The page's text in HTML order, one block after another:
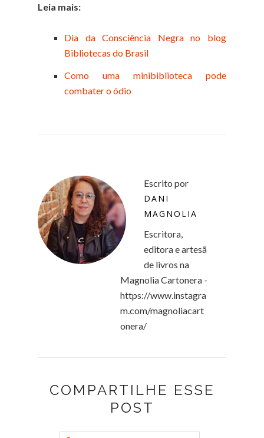
Leia mais:
Dia da Consciência Negra no blog
Bibliotecas do Brasil
Como uma minibiblioteca pode
combater o ódio
Escrito por
DANI
MAGNOLIA
Escritora,
editora e artesã
de livros na
Magnolia Cartonera -
https://www.instagra
m.com/magnoliacart
onera/
COMPARTILHE ESSE
POST